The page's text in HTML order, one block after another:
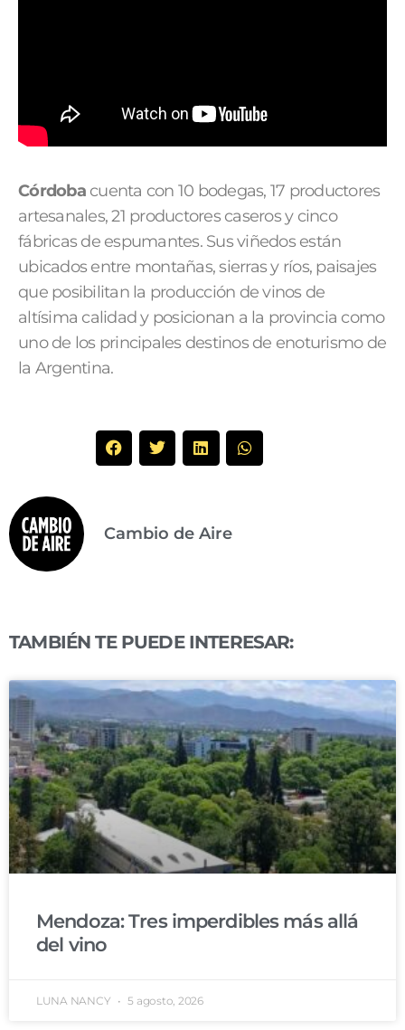
Córdoba cuenta con 10 bodegas, 17 productores
artesanales, 21 productores caseros y cinco
fábricas de espumantes. Sus viñedos están
ubicados entre montañas, sierras y ríos, paisajes
que posibilitan la producción de vinos de
altísima calidad y posicionan a la provincia como
uno de los principales destinos de enoturismo de
la Argentina.
Cambio de Aire
TAMBIÉN TE PUEDE INTERESAR:
Mendoza: Tres imperdibles más allá
del vino
LUNA NANCY 5 agosto, 2026